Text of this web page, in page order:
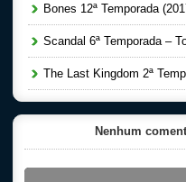
Bones 12ª Temporada (2017)
Scandal 6ª Temporada – Torrent
The Last Kingdom 2ª Temporada
Nenhum